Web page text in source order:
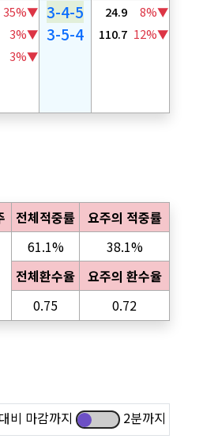
35%▼
3%▼
3%▼
3-4-5
3-5-4
24.9
8%▼
110.7 12%▼
전체적중률 요주의 적중률
61.1%
38.1%
전체환수율
요주의 환수율
0.75
0.72
분전 대비 마감까지 2분까지